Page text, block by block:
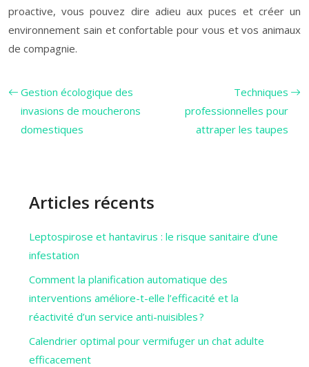
proactive, vous pouvez dire adieu aux puces et créer un
environnement sain et confortable pour vous et vos animaux
de compagnie.
Gestion écologique des
invasions de moucherons
domestiques
Techniques
professionnelles pour
attraper les taupes
Articles récents
Leptospirose et hantavirus : le risque sanitaire d’une
infestation
Comment la planification automatique des
interventions améliore-t-elle l’efficacité et la
réactivité d’un service anti-nuisibles ?
Calendrier optimal pour vermifuger un chat adulte
efficacement